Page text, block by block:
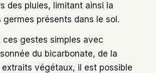
des pluies, limitant ainsi la
germes présents dans le sol.
ces gestes simples avec
du bicarbonate, de la
végétaux, il est possible